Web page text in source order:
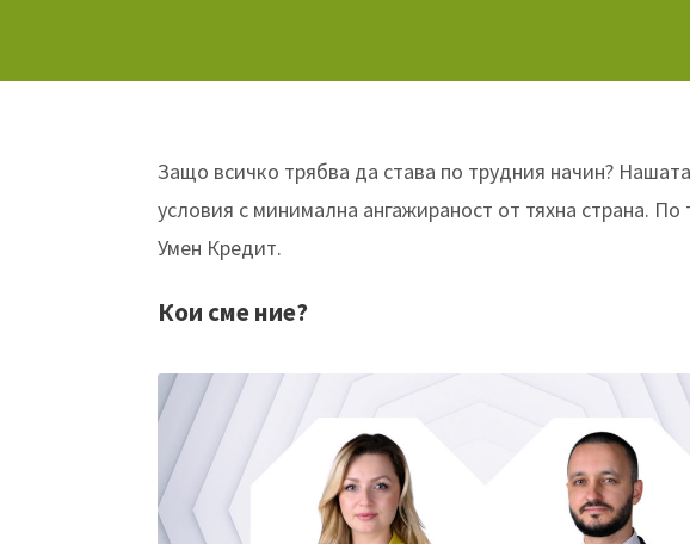
Защо всичко трябва да става по трудния начин?
условия с минимална ангажираност от тяхна страна.
Умен Кредит.
Кои сме ние?